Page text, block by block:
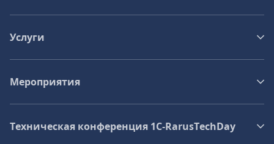
Услуги
Мероприятия
Техническая конференция 1C‑RarusTechDay